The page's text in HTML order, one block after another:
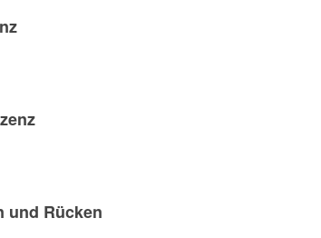
und Rücken